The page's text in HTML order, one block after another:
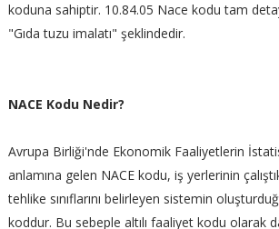
koduna sahiptir. 10.84.05 Nace kodu tam
"Gıda tuzu imalatı" şeklindedir.
NACE Kodu Nedir?
Avrupa Birliği'nde Ekonomik Faaliyetlerin
anlamına gelen NACE kodu, iş yerlerinin
tehlike sınıflarını belirleyen sistemin
koddur. Bu sebeple altılı faaliyet kodu olarak